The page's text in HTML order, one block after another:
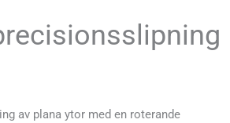
av plana ytor med en roterande